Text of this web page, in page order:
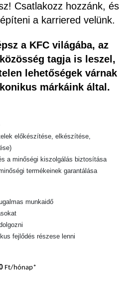
Csatlakozz hozzánk, és
a karriered velünk.
a KFC világába, az
tagja is leszel,
lehetőségek várnak
márkáink által.
előkészítése, elkészítése,
a minőségi kiszolgálás biztosítása
termékeinek garantálása
munkaidő
fejlődés részese lenni
Ft/hónap*